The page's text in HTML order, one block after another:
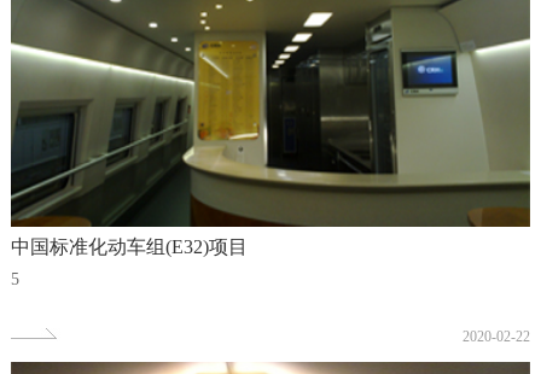
中国标准化动车组(E32)项目
5
2020-02-22